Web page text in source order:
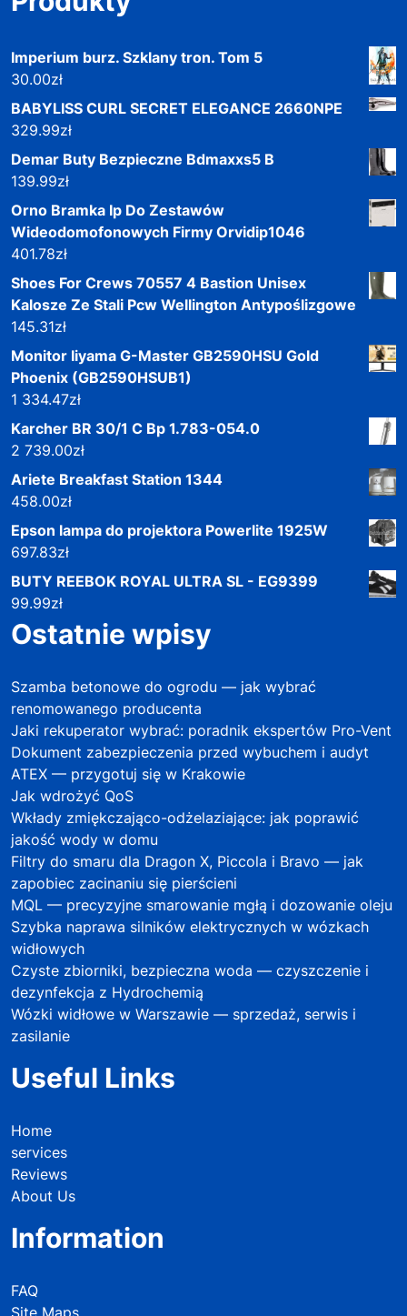
Imperium burz. Szklany tron. Tom 5
30.00zł
BABYLISS CURL SECRET ELEGANCE 2660NPE
329.99zł
Demar Buty Bezpieczne Bdmaxxs5 B
139.99zł
Orno Bramka Ip Do Zestawów
Wideodomofonowych Firmy Orvidip1046
401.78zł
Shoes For Crews 70557 4 Bastion Unisex
Kalosze Ze Stali Pcw Wellington Antypoślizgowe
145.31zł
Monitor Iiyama G-Master GB2590HSU Gold
Phoenix (GB2590HSUB1)
1 334.47zł
Karcher BR 30/1 C Bp 1.783-054.0
2 739.00zł
Ariete Breakfast Station 1344
458.00zł
Epson lampa do projektora Powerlite 1925W
697.83zł
BUTY REEBOK ROYAL ULTRA SL - EG9399
99.99zł
Ostatnie wpisy
Szamba betonowe do ogrodu — jak wybrać
renomowanego producenta
Jaki rekuperator wybrać: poradnik ekspertów Pro-Vent
Dokument zabezpieczenia przed wybuchem i audyt
ATEX — przygotuj się w Krakowie
Jak wdrożyć QoS
Wkłady zmiękczająco-odżelaziające: jak poprawić
jakość wody w domu
Filtry do smaru dla Dragon X, Piccola i Bravo — jak
zapobiec zacinaniu się pierścieni
MQL — precyzyjne smarowanie mgłą i dozowanie oleju
Szybka naprawa silników elektrycznych w wózkach
widłowych
Czyste zbiorniki, bezpieczna woda — czyszczenie i
dezynfekcja z Hydrochemią
Wózki widłowe w Warszawie — sprzedaż, serwis i
zasilanie
Useful Links
Home
services
Reviews
About Us
Information
FAQ
Site Maps